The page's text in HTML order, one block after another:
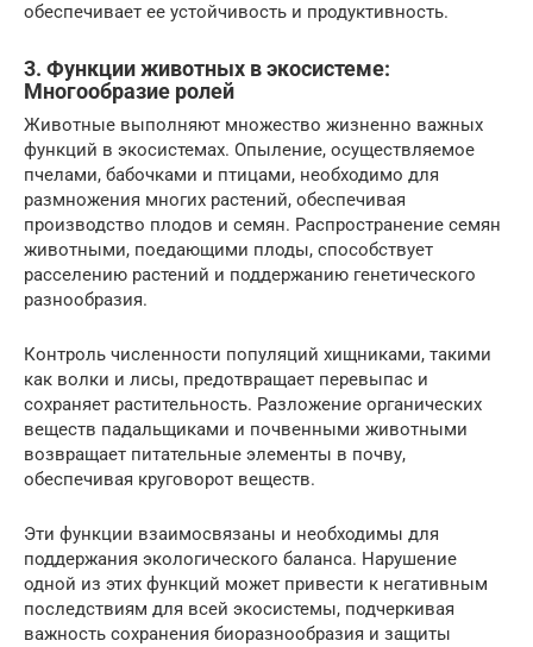
обеспечивает ее устойчивость и продуктивность.
3. Функции животных в экосистеме:
Многообразие ролей
Животные выполняют множество жизненно важных
функций в экосистемах. Опыление, осуществляемое
пчелами, бабочками и птицами, необходимо для
размножения многих растений, обеспечивая
производство плодов и семян. Распространение семян
животными, поедающими плоды, способствует
расселению растений и поддержанию генетического
разнообразия.
Контроль численности популяций хищниками, такими
как волки и лисы, предотвращает перевыпас и
сохраняет растительность. Разложение органических
веществ падальщиками и почвенными животными
возвращает питательные элементы в почву,
обеспечивая круговорот веществ.
Эти функции взаимосвязаны и необходимы для
поддержания экологического баланса. Нарушение
одной из этих функций может привести к негативным
последствиям для всей экосистемы, подчеркивая
важность сохранения биоразнообразия и защиты